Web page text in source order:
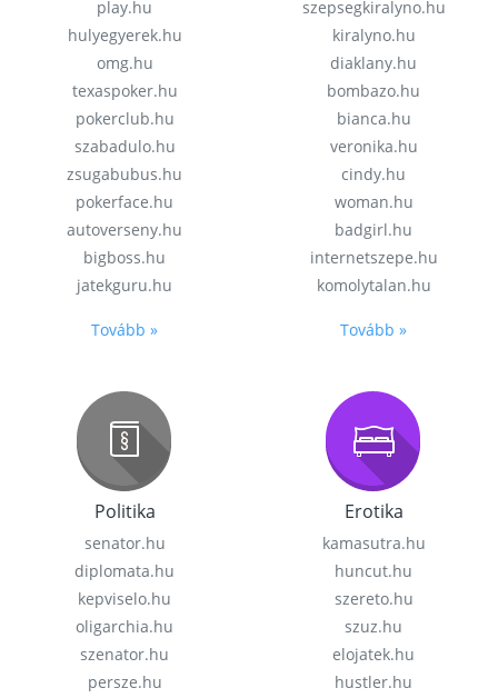
play.hu
hulyegyerek.hu
omg.hu
texaspoker.hu
pokerclub.hu
szabadulo.hu
zsugabubus.hu
pokerface.hu
autoverseny.hu
bigboss.hu
jatekguru.hu
Tovább »
szepsegkiralyno.hu
kiralyno.hu
diaklany.hu
bombazo.hu
bianca.hu
veronika.hu
cindy.hu
woman.hu
badgirl.hu
internetszepe.hu
komolytalan.hu
Tovább »
Politika
senator.hu
diplomata.hu
kepviselo.hu
oligarchia.hu
szenator.hu
persze.hu
Erotika
kamasutra.hu
huncut.hu
szereto.hu
szuz.hu
elojatek.hu
hustler.hu